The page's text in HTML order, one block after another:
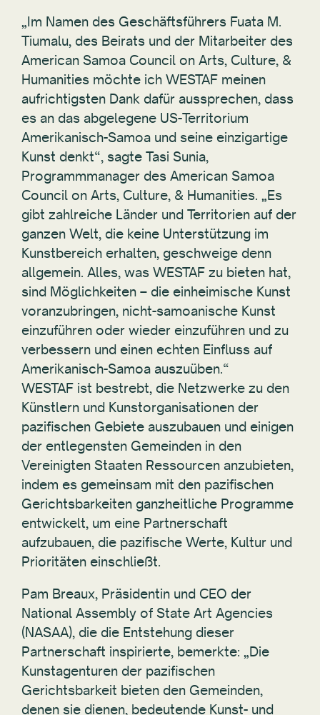
„Im Namen des Geschäftsführers Fuata M.
Tiumalu, des Beirats und der Mitarbeiter des
American Samoa Council on Arts, Culture, &
Humanities möchte ich WESTAF meinen
aufrichtigsten Dank dafür aussprechen, dass
es an das abgelegene US-Territorium
Amerikanisch-Samoa und seine einzigartige
Kunst denkt“, sagte Tasi Sunia,
Programmmanager des American Samoa
Council on Arts, Culture, & Humanities. „Es
gibt zahlreiche Länder und Territorien auf der
ganzen Welt, die keine Unterstützung im
Kunstbereich erhalten, geschweige denn
allgemein. Alles, was WESTAF zu bieten hat,
sind Möglichkeiten – die einheimische Kunst
voranzubringen, nicht-samoanische Kunst
einzuführen oder wieder einzuführen und zu
verbessern und einen echten Einfluss auf
Amerikanisch-Samoa auszuüben.“
WESTAF ist bestrebt, die Netzwerke zu den
Künstlern und Kunstorganisationen der
pazifischen Gebiete auszubauen und einigen
der entlegensten Gemeinden in den
Vereinigten Staaten Ressourcen anzubieten,
indem es gemeinsam mit den pazifischen
Gerichtsbarkeiten ganzheitliche Programme
entwickelt, um eine Partnerschaft
aufzubauen, die pazifische Werte, Kultur und
Prioritäten einschließt.
Pam Breaux, Präsidentin und CEO der
National Assembly of State Art Agencies
(NASAA), die die Entstehung dieser
Partnerschaft inspirierte, bemerkte: „Die
Kunstagenturen der pazifischen
Gerichtsbarkeit bieten den Gemeinden,
denen sie dienen, bedeutende Kunst- und